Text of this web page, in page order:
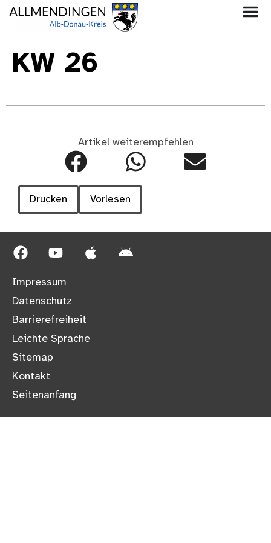
KW 26
Artikel weiterempfehlen
Drucken Vorlesen
Impressum
Datenschutz
Barrierefreiheit
Leichte Sprache
Sitemap
Kontakt
Seitenanfang